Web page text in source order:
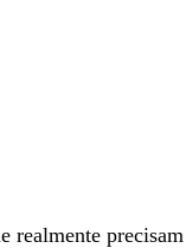
realmente